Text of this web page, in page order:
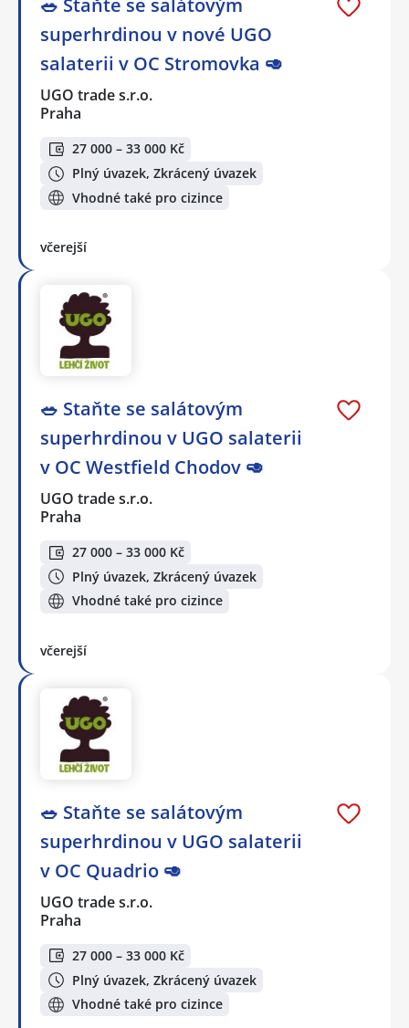
🥗 Staňte se salátovým
superhrdinou v nové UGO
salaterii v OC Stromovka 🥑
UGO trade s.r.o.
Praha
27 000 – 33 000 Kč
Plný úvazek, Zkrácený úvazek
Vhodné také pro cizince
včerejší
🥗 Staňte se salátovým
superhrdinou v UGO salaterii
v OC Westfield Chodov 🥑
UGO trade s.r.o.
Praha
27 000 – 33 000 Kč
Plný úvazek, Zkrácený úvazek
Vhodné také pro cizince
včerejší
🥗 Staňte se salátovým
superhrdinou v UGO salaterii
v OC Quadrio 🥑
UGO trade s.r.o.
Praha
27 000 – 33 000 Kč
Plný úvazek, Zkrácený úvazek
Vhodné také pro cizince